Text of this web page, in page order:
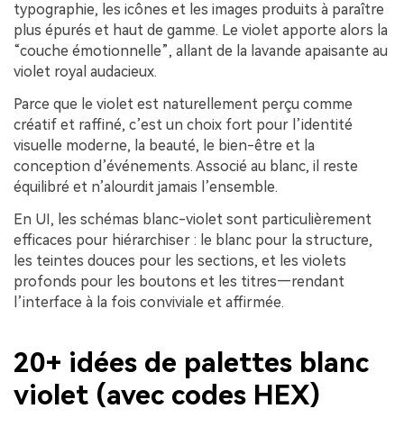
typographie, les icônes et les images produits à paraître
plus épurés et haut de gamme. Le violet apporte alors la
“couche émotionnelle”, allant de la lavande apaisante au
violet royal audacieux.
Parce que le violet est naturellement perçu comme
créatif et raffiné, c’est un choix fort pour l’identité
visuelle moderne, la beauté, le bien-être et la
conception d’événements. Associé au blanc, il reste
équilibré et n’alourdit jamais l’ensemble.
En UI, les schémas blanc-violet sont particulièrement
efficaces pour hiérarchiser : le blanc pour la structure,
les teintes douces pour les sections, et les violets
profonds pour les boutons et les titres—rendant
l’interface à la fois conviviale et affirmée.
20+ idées de palettes blanc
violet (avec codes HEX)